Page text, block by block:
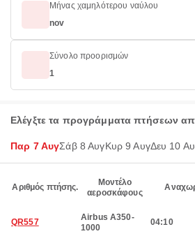
Μήνας χαμηλότερου ναύλου
nov
Σύνολο προορισμών
1
Ελέγξτε τα προγράμματα πτήσεων
Παρ 7 ΑυγΣάβ 8 ΑυγΚυρ 9 ΑυγΔευ 10
Αριθμός πτήσης.
Μοντέλο
αεροσκάφους
QR557
Airbus A350-
1000
04:10